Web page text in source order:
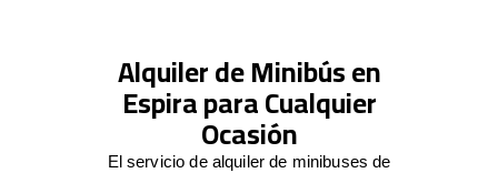
Alquiler de Minibús en
Espira para Cualquier
Ocasión
El servicio de alquiler de minibuses de